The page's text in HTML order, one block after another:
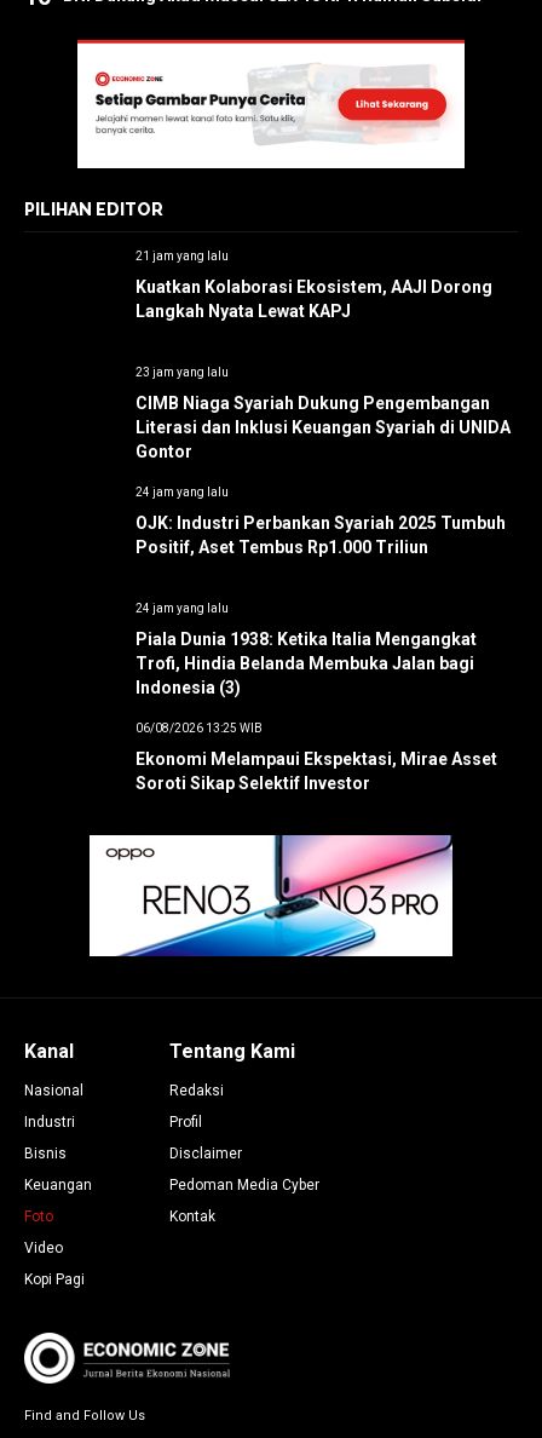
PILIHAN EDITOR
21 jam yang lalu
Kuatkan Kolaborasi Ekosistem, AAJI Dorong
Langkah Nyata Lewat KAPJ
23 jam yang lalu
CIMB Niaga Syariah Dukung Pengembangan
Literasi dan Inklusi Keuangan Syariah di UNIDA
Gontor
24 jam yang lalu
OJK: Industri Perbankan Syariah 2025 Tumbuh
Positif, Aset Tembus Rp1.000 Triliun
24 jam yang lalu
Piala Dunia 1938: Ketika Italia Mengangkat
Trofi, Hindia Belanda Membuka Jalan bagi
Indonesia (3)
06/08/2026 13:25 WIB
Ekonomi Melampaui Ekspektasi, Mirae Asset
Soroti Sikap Selektif Investor
Kanal
Nasional
Industri
Bisnis
Keuangan
Foto
Video
Kopi Pagi
Tentang Kami
Redaksi
Profil
Disclaimer
Pedoman Media Cyber
Kontak
Find and Follow Us